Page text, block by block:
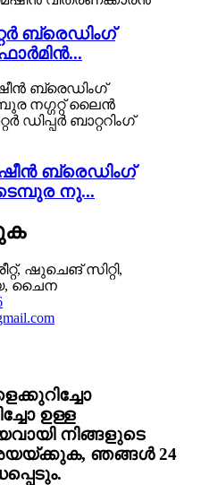
ബ്രെഡിംഗ്
ബ്രെഡിംഗ്
നു...
ഷുചെങ് സിറ്റി,
ചൈന
ഉള്ള
നിങ്ങളുടെ
ഞങ്ങൾ 24